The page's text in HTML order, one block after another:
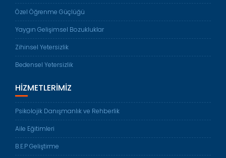
Özel Öğrenme Güçlüğü
Yaygın Gelişimsel Bozukluklar
Zihinsel Yetersizlik
Bedensel Yetersizlik
HIZMETLERIMIZ
Psikolojik Danışmanlık ve Rehberlik
Aile Eğitimleri
B.E.P Geliştirme